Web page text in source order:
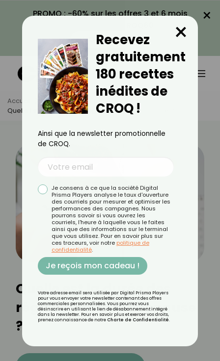
PROMO : -60% sur les offres 3 et 6 mois
VOIR LA PROMO
×
Accueil Actus
Bien-Être
Quelle Est La Durée Des Règles En Pré-Ménopause ?
Quelle est la durée des
règles en pré-ménopause
?
Recevez
gratuitement
180 recettes
inédites de
CROQ !
×
Ainsi que la newsletter promotionnelle
de CROQ.
Je consens à ce que la société Digital
Prisma Players analyse le taux d'ouverture
des courriels pour mesurer et optimiser les
performances des campagnes. Nous
pourrons savoir si vous ouvrez les
courriels, l'heure à laquelle vous le faites
ainsi que des informations sur le terminal
que vous utilisez. Pour en savoir plus sur
ces traceurs, voir notre politique de
confidentialité.
Je reçois mon cadeau !
Votre adresse email sera utilisée par Digital Prisma Players
pour vous envoyer votre newsletter contenant des offres
commerciales personnalisées. Vous pourrez vous
désinscrire en utilisant le lien de désabonnement intégré
dans la newsletter. Pour en savoir plus et exercer vos droits,
prenez connaissance de notre Charte de Confidentialité.